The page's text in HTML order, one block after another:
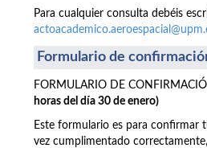
Para cualquier consulta debéis
Formulario de
FORMULARIO DE
horas del día 30 de enero)
Este formulario es para confirmar
vez cumplimentado